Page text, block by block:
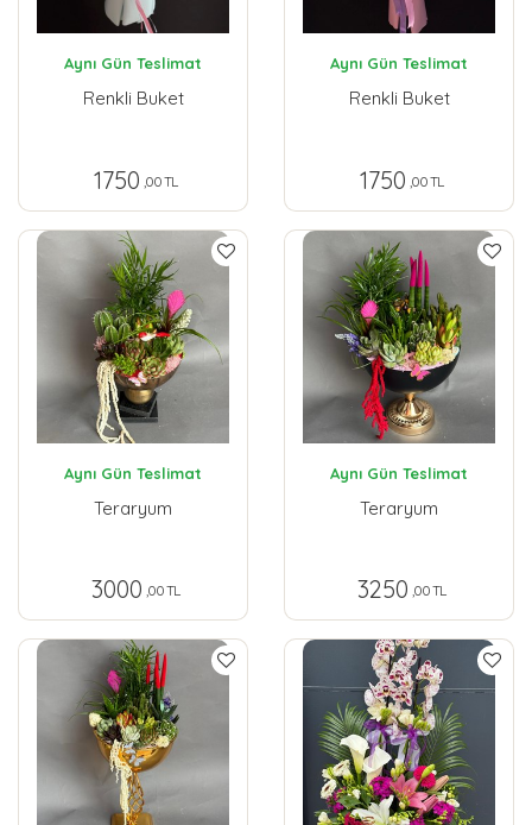
Aynı Gün Teslimat
Renkli Buket
1750 ,00 TL
Aynı Gün Teslimat
Renkli Buket
1750 ,00 TL
Aynı Gün Teslimat
Teraryum
3000 ,00 TL
Aynı Gün Teslimat
Teraryum
3250 ,00 TL